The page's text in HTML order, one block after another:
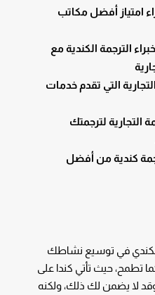
امتياز أفضل مكاتب
الترجمة الكندية مع
التي تقدم خدمات
التجارية لترجمتك
كندية من أفضل
في توسيع نشاطك
تطمح، حيث تأتي كندا على
وقد لا يضمن لك ذلك، ولكنه